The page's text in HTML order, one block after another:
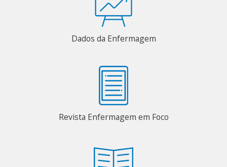
Dados da Enfermagem
Revista Enfermagem em Foco